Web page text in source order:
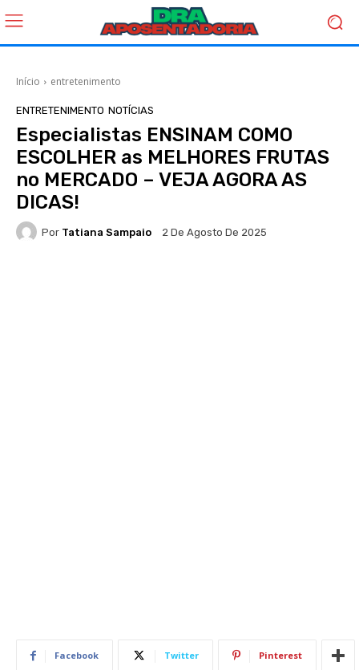
Início entretenimento
ENTRETENIMENTO NOTÍCIAS
Especialistas ENSINAM COMO
ESCOLHER as MELHORES FRUTAS
no MERCADO – VEJA AGORA AS
DICAS!
Por Tatiana Sampaio 2 De Agosto De 2025
Facebook Twitter Pinterest